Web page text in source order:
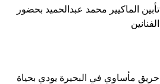
تأبين الماكيير محمد عبدالحميد بحضور
الفنانين
حريق مأساوي في البحيرة يودي بحياة